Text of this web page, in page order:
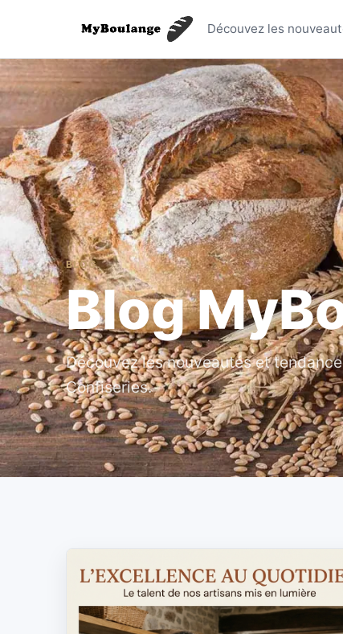
Blog
Découvez les
BLOG
Blog
Découvez les nouveautés et
Confiseries.